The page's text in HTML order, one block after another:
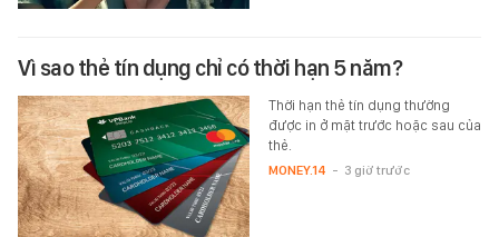
Vì sao thẻ tín dụng chỉ có thời hạn 5 năm?
Thời hạn thẻ tín dụng thường
được in ở mặt trước hoặc sau của
thẻ.
MONEY.14 - 3 giờ trước